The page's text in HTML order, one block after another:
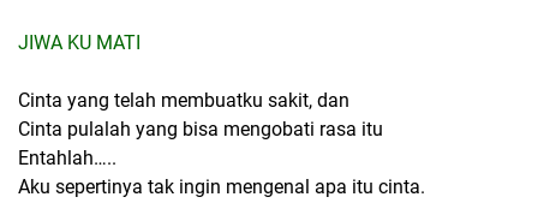
JIWA KU MATI
Cinta yang telah membuatku sakit, dan
Cinta pulalah yang bisa mengobati rasa itu
Entahlah…..
Aku sepertinya tak ingin mengenal apa itu cinta.